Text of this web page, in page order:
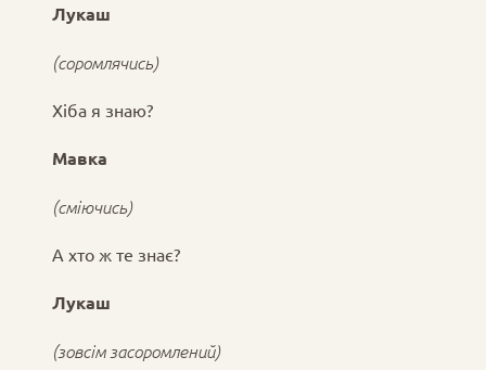
Лукаш
(соромлячись)
Хіба я знаю?
Мавка
(сміючись)
А хто ж те знає?
Лукаш
(зовсім засоромлений)